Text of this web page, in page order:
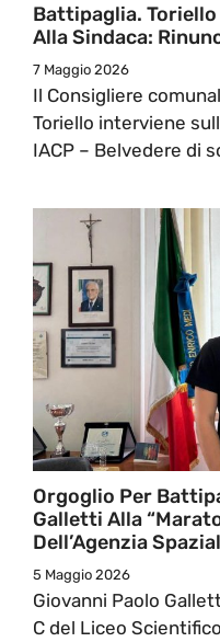
Battipaglia. Toriello
Alla Sindaca:
7 Maggio 2026
Il Consigliere
Toriello interviene
IACP – Belvedere di
Orgoglio Per
Galletti Alla
Dell’Agenzia
5 Maggio 2026
Giovanni Paolo
C del Liceo